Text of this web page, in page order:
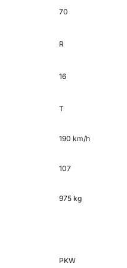
70
R
16
T
190 km/h
107
975 kg
PKW